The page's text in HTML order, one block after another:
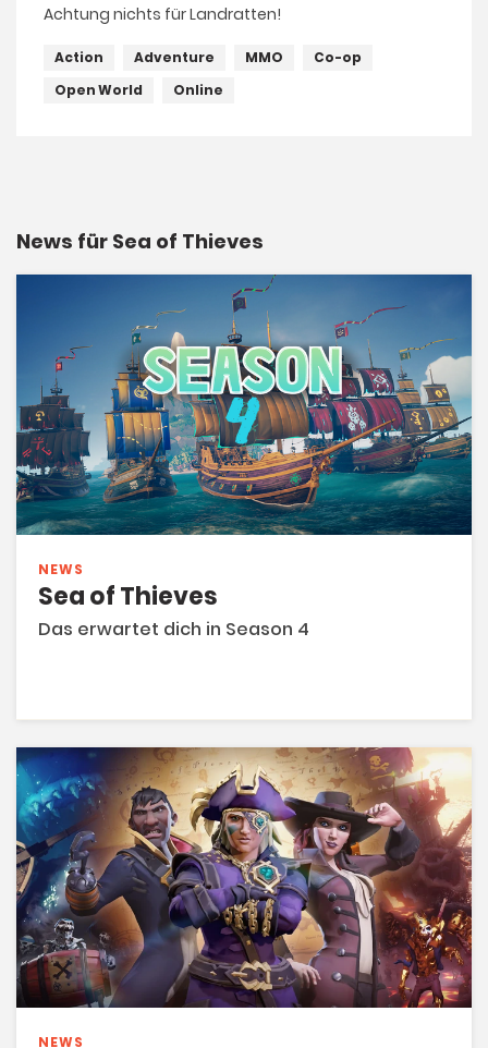
Achtung nichts für Landratten!
Action Adventure MMO
Co-op
Open World
Online
News für Sea of Thieves
NEWS
Sea of Thieves
Das erwartet dich in Season 4
NEWS